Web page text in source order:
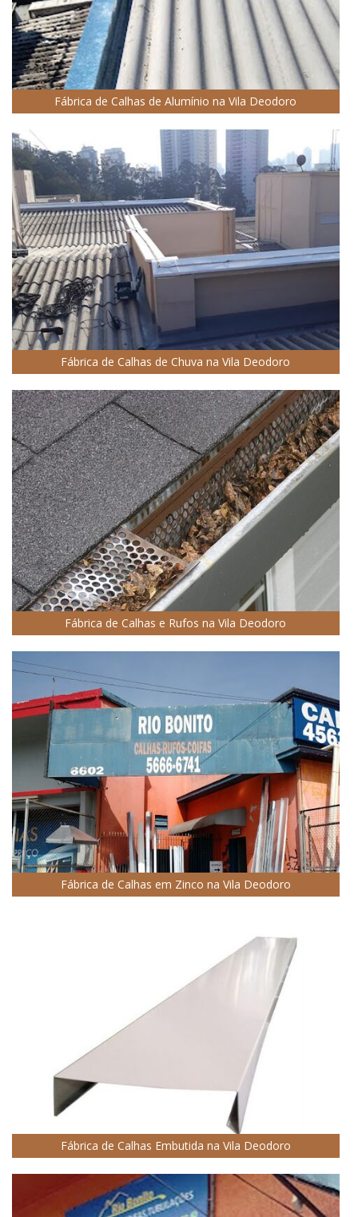
Fábrica de Calhas de Alumínio na Vila Deodoro
Fábrica de Calhas de Chuva na Vila Deodoro
Fábrica de Calhas e Rufos na Vila Deodoro
Fábrica de Calhas em Zinco na Vila Deodoro
Fábrica de Calhas Embutida na Vila Deodoro